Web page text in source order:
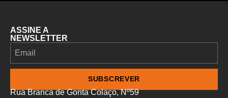
ASSINE A
NEWSLETTER
SUBSCREVER
Rua Branca de Gonta Colaço, Nº59